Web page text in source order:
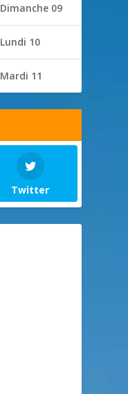
Dimanche 09
Lundi 10
Mardi 11
Twitter